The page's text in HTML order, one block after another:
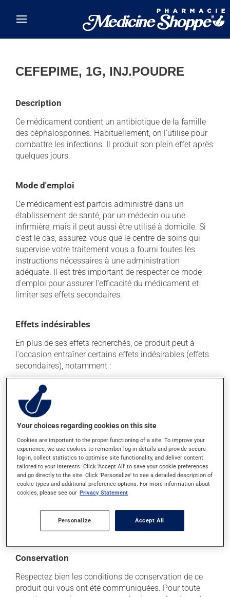
CEFEPIME, 1G, INJ.POUDRE
Description
Ce médicament contient un antibiotique de la famille
des céphalosporines. Habituellement, on l'utilise pour
combattre les infections. Il produit son plein effet après
quelques jours.
Mode d'emploi
Ce médicament est parfois administré dans un
établissement de santé, par un médecin ou une
infirmière, mais il peut aussi être utilisé à domicile. Si
c'est le cas, assurez-vous que le centre de soins qui
supervise votre traitement vous a fourni toutes les
instructions nécessaires à une administration
adéquate. Il est très important de respecter ce mode
d'emploi pour assurer l'efficacité du médicament et
limiter ses effets secondaires.
Effets indésirables
En plus de ses effets recherchés, ce produit peut à
l'occasion entraîner certains effets indésirables (effets
secondaires), notamment :
il peut causer de la diarrhée;
il peut faire apparaître des boutons et de la rougeur
sur la peau;
il peut causer des nausées et des vomissements;
il peut causer de la rougeur et de l'enflure au site
d'injection.
Chaque personne peut réagir différemment à un
traitement. Si vous croyez que ce produit est la cause
d'un problème qui vous incommode, qu'il soit
mentionné ici ou non, discutez-en avec votre
professionnel(le) de la santé. Il ou elle peut vous aider
à déterminer si votre traitement en est effectivement la
cause et, au besoin, vous aider à bien gérer la situation.
Conservation
Respectez bien les conditions de conservation de ce
produit qui vous ont été communiquées. Pour toute
Your choices regarding cookies on this site
Cookies are important to the proper functioning of a site. To improve your
experience, we use cookies to remember log-in details and provide secure
log-in, collect statistics to optimise site functionality, and deliver content
tailored to your interests. Click 'Accept All' to save your cookie preferences
and go directly to the site. Click 'Personalize' to see a detailed description of
cookie types and additional preference options. For more information about
cookies, please see our Privacy Statement
Personalize Accept All